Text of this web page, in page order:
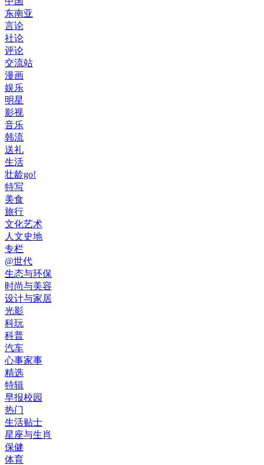
东南亚
言论
社论
评论
交流站
漫画
娱乐
明星
影视
音乐
韩流
送礼
生活
壮龄go!
特写
美食
旅行
文化艺术
人文史地
专栏
@世代
生态与环保
时尚与美容
设计与家居
光影
科玩
科普
汽车
心事家事
精选
特辑
早报校园
热门
生活贴士
星座与生肖
保健
体育